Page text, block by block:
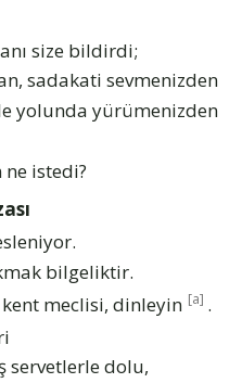
size bildirdi;
sadakati sevmenizden
yolunda yürümenizden
ne istedi?
bilgeliktir.
kent meclisi, dinleyin [a] .
servetlerle dolu,